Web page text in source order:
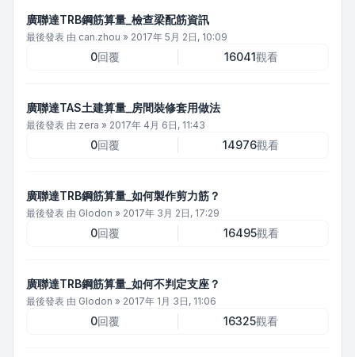
廣聯達TRB鋼筋算量_檢查梁配筋資訊
最後發表 由 can.zhou » 2017年 5月 2日, 10:09
0回覆 16041觀看
廣聯達TAS土建算量_房間裝修套用做法
最後發表 由 zera » 2017年 4月 6日, 11:43
0回覆 14976觀看
廣聯達TRB鋼筋算量_如何製作剪力筋？
最後發表 由 Glodon » 2017年 3月 2日, 17:29
0回覆 16495觀看
廣聯達TRB鋼筋算量_如何不判定支座？
最後發表 由 Glodon » 2017年 1月 3日, 11:06
0回覆 16325觀看